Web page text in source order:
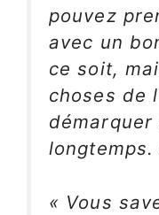
pouvez
avec un
ce soit,
choses de
longtemps.
« Vous